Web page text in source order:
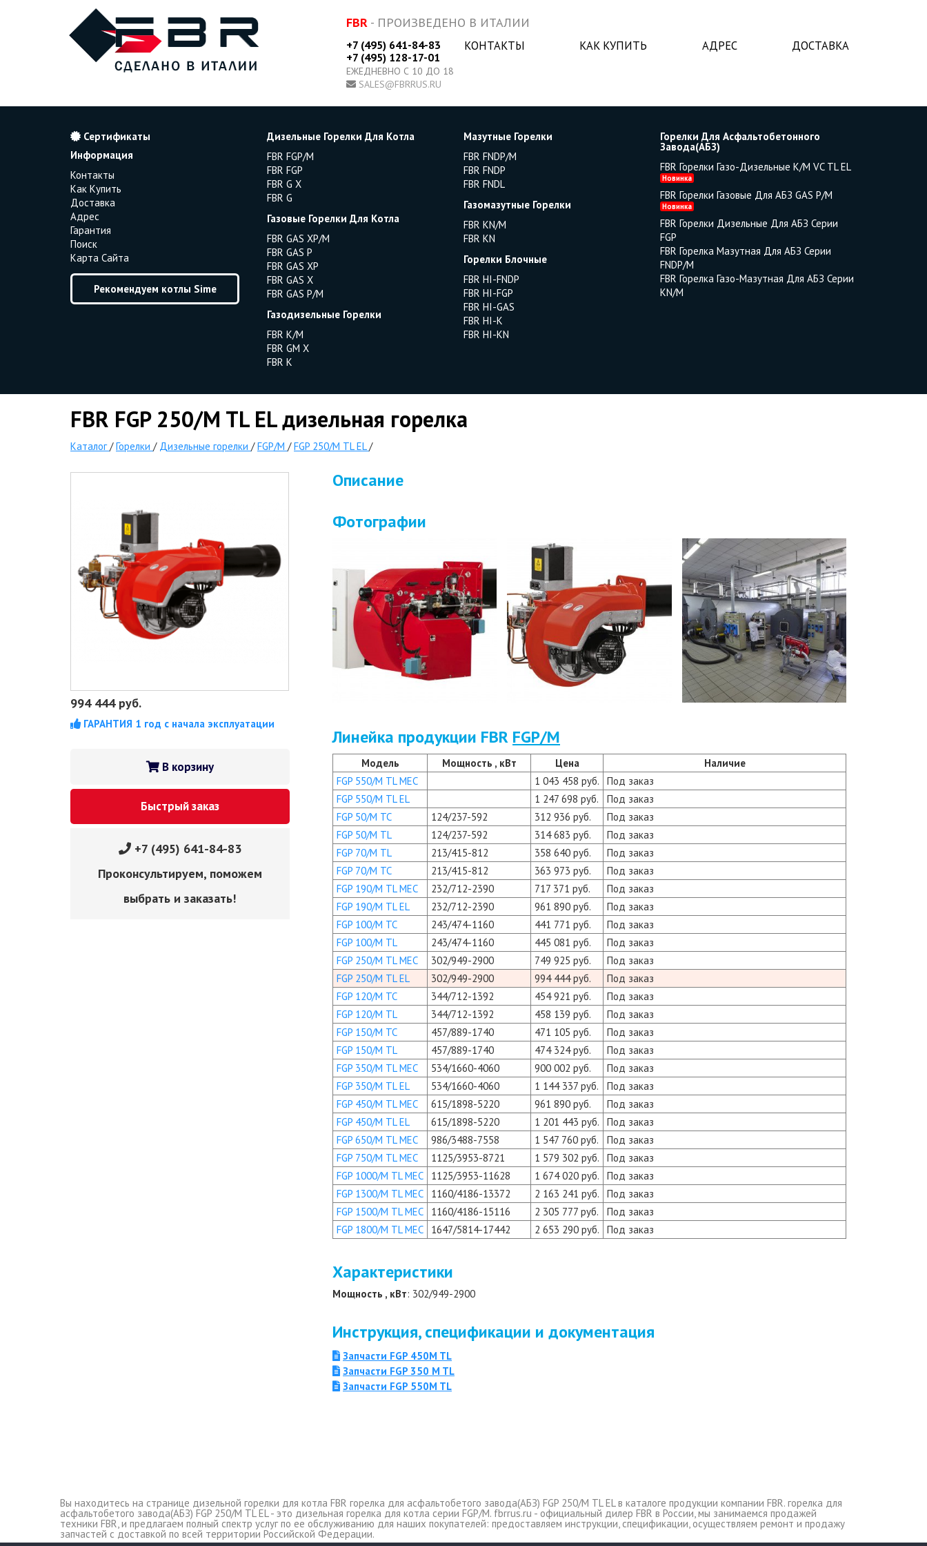
FBR- ПРОИЗВЕДЕНО В ИТАЛИИ
+7 (495) 641-84-83
+7 (495) 128-17-01
ЕЖЕДНЕВНО С 10 ДО 18
SALES@FBRRUS.RU
КОНТАКТЫ КАК КУПИТЬ АДРЕС ДОСТАВКА
Сертификаты
Информация
Контакты
Как Купить
Доставка
Адрес
Гарантия
Поиск
Карта Сайта
Рекомендуем котлы Sime
Дизельные Горелки Для Котла
FBR FGP/M
FBR FGP
FBR G X
FBR G
Газовые Горелки Для Котла
FBR GAS XP/M
FBR GAS P
FBR GAS XP
FBR GAS X
FBR GAS P/M
Газодизельные Горелки
FBR K/M
FBR GM X
FBR K
Мазутные Горелки
FBR FNDP/M
FBR FNDP
FBR FNDL
Газомазутные Горелки
FBR KN/M
FBR KN
Горелки Блочные
FBR HI-FNDP
FBR HI-FGP
FBR HI-GAS
FBR HI-K
FBR HI-KN
Горелки Для Асфальтобетонного
Завода(АБЗ)
FBR Горелки Газо-Дизельные K/M VC TL EL
Новинка
FBR Горелки Газовые Для АБЗ GAS P/M
Новинка
FBR Горелки Дизельные Для АБЗ Серии
FGP
FBR Горелка Мазутная Для АБЗ Серии
FNDP/M
FBR Горелка Газо-Мазутная Для АБЗ Серии
KN/M
FBR FGP 250/M TL EL дизельная горелка
Каталог /Горелки / Дизельные горелки /FGP/M /FGP 250/M TL EL /
994 444руб.
ГАРАНТИЯ 1 год с начала эксплуатации
В корзину
Быстрый заказ
+7 (495) 641-84-83
Проконсультируем, поможем
выбрать и заказать!
Описание
Фотографии
Линейка продукции FBR FGP/M
Модель Мощность , кВт Цена
Наличие
FGP 550/M TL MEC
1 043 458 руб.
Под заказ
FGP 550/M TL EL
1 247 698 руб.
Под заказ
FGP 50/M TC
124/237-592 312 936 руб.
Под заказ
FGP 50/M TL
124/237-592 314 683 руб.
Под заказ
FGP 70/M TL
213/415-812 358 640 руб.
Под заказ
FGP 70/M TC
213/415-812 363 973 руб.
Под заказ
FGP 190/M TL MEC
232/712-2390 717 371 руб.
Под заказ
FGP 190/M TL EL
232/712-2390 961 890 руб.
Под заказ
FGP 100/M TC
243/474-1160 441 771 руб.
Под заказ
FGP 100/M TL
243/474-1160 445 081 руб.
Под заказ
FGP 250/M TL MEC
302/949-2900 749 925 руб.
Под заказ
FGP 250/M TL EL
302/949-2900 994 444 руб.
Под заказ
FGP 120/M TC
344/712-1392 454 921 руб.
Под заказ
FGP 120/M TL
344/712-1392 458 139 руб.
Под заказ
FGP 150/M TC
457/889-1740 471 105 руб.
Под заказ
FGP 150/M TL
457/889-1740 474 324 руб.
Под заказ
FGP 350/M TL MEC
534/1660-4060 900 002 руб.
Под заказ
FGP 350/M TL EL
534/1660-4060 1 144 337 руб.
Под заказ
FGP 450/M TL MEC
615/1898-5220 961 890 руб.
Под заказ
FGP 450/M TL EL
615/1898-5220 1 201 443 руб.
Под заказ
FGP 650/M TL MEC
986/3488-7558 1 547 760 руб.
Под заказ
FGP 750/M TL MEC
1125/3953-8721 1 579 302 руб.
Под заказ
FGP 1000/M TL MEC
1125/3953-11628 1 674 020 руб.
Под заказ
FGP 1300/M TL MEC
1160/4186-13372 2 163 241 руб.
Под заказ
FGP 1500/M TL MEC
1160/4186-15116 2 305 777 руб.
Под заказ
FGP 1800/M TL MEC
1647/5814-17442 2 653 290 руб. Под заказ
Характеристики
Мощность , кВт: 302/949-2900
Инструкция, спецификации и документация
Запчасти FGP 450M TL
Запчасти FGP 350 M TL
Запчасти FGP 550M TL
Вы находитесь на странице дизельной горелки для котла FBR горелка для асфальтобетого завода(АБЗ) FGP 250/M TL EL в каталоге продукции компании FBR. горелка для
асфальтобетого завода(АБЗ) FGP 250/M TL EL - это дизельная горелка для котла серии FGP/M. fbrrus.ru - официальный дилер FBR в России, мы занимаемся продажей
техники FBR, и предлагаем полный спектр услуг по ее обслуживанию для наших покупателей: предоставляем инструкции, спецификации, осуществляем ремонт и продажу
запчастей c доставкой по всей территории Российской Федерации.